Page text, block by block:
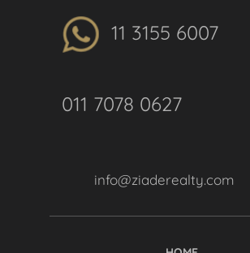
11 3155 6007
011 7078 0627
info@ziaderealty.com